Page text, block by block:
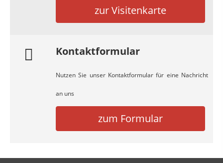
zur Visitenkarte
Kontaktformular
Nutzen Sie unser Kontaktformular für eine Nachricht
an uns
zum Formular